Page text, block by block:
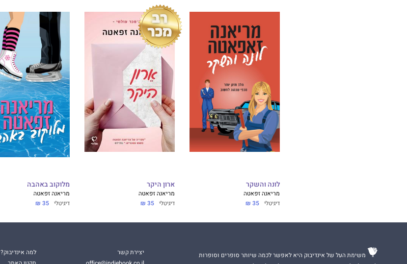
לונה והשקר
מריאנה זפאטה
דיגיטלי 35 ₪
ארון היקר
מריאנה זפאטה
דיגיטלי 35 ₪
מלוקוב באהבה
מריאנה זפאטה
דיגיטלי 35 ₪
משימת העל של אינדיבוק היא לאפשר לכמה שיותר סופרים וסופרות
יצירת קשר
למה אינדיבוק?